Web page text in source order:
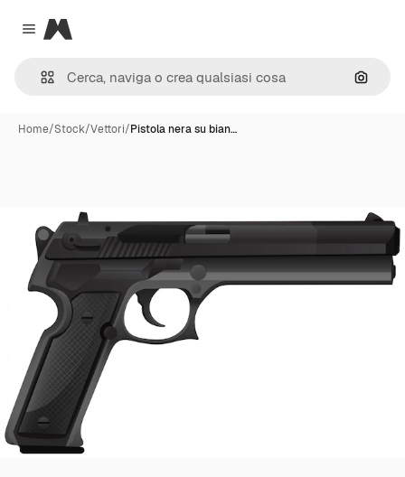
Close menu
Magnific
Cerca
Home/Stock/Vettori/Pistola nera su bian…